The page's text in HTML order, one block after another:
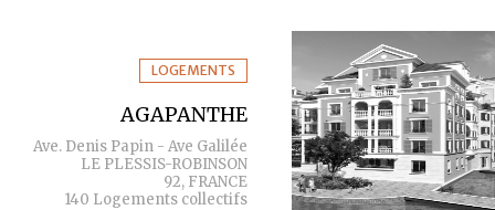
LOGEMENTS
AGAPANTHE
Ave. Denis Papin - Ave Galilée
LE PLESSIS-ROBINSON
92, FRANCE
140 Logements collectifs